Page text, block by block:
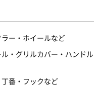
ー・ホイールなど
・グリルカバー・ハンドル
番・フックなど